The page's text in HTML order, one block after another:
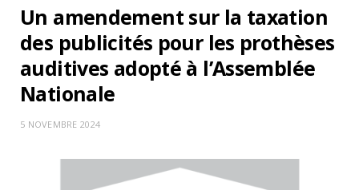
Un amendement sur la taxation
des publicités pour les prothèses
auditives adopté à l’Assemblée
Nationale
5 NOVEMBRE 2024